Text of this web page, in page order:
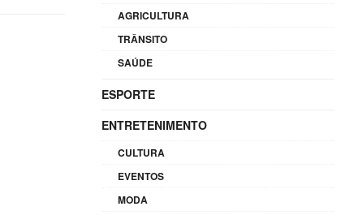
AGRICULTURA
TRÂNSITO
SAÚDE
ESPORTE
ENTRETENIMENTO
CULTURA
EVENTOS
MODA